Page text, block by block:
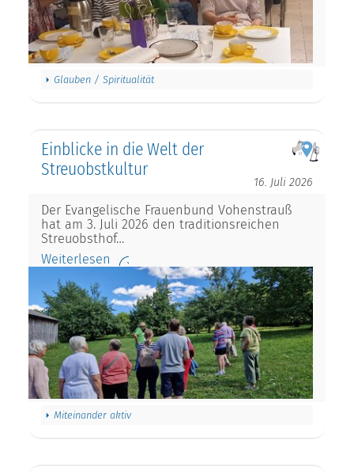
Glauben / Spiritualität
Einblicke in die Welt der
Streuobstkultur
16. Juli 2026
Der Evangelische Frauenbund Vohenstrauß
hat am 3. Juli 2026 den traditionsreichen
Streuobsthof…
Weiterlesen
Miteinander aktiv